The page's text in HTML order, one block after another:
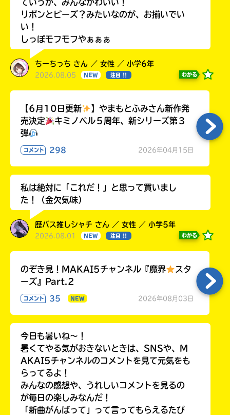
ていうか、みんなかわいい！
リボンとビーズ？みたいなのが、お揃いでい
い！
しっぽモフモフやぁぁぁ
ちーちっち さん ／ 女性 ／ 小学6年
2026.08.05 NEW 注目 !! わかる
【6月10日更新
】やまもとふみさん新作発
売決定
キミノベル５周年、新シリーズ第３
弾
コメント 298 2026年04月15日
私は絶対に「これだ！」と思って買いまし
た！（金欠気味）
歴バス推しシャチ さん ／ 女性 ／ 小学5年
2026.08.01 NEW 注目 !! わかる
のぞき見！MAKAI5チャンネル『魔界
スタ
ーズ』Part.2
コメント 35 NEW 2026年08月03日
今日も暑いね〜！
暑くてやる気がおきないときは、SNSや、M
AKAI5チャンネルのコメントを見て元気をも
らってるよ！
みんなの感想や、うれしいコメントを見るの
が毎日の楽しみなんだ！
「新曲がんばって」って言ってもらえるたび